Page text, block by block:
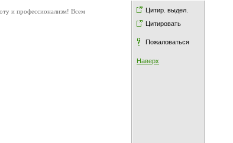
Цитир. выдел.
Цитировать
Пожаловаться
Наверх
и профессионализм! Всем